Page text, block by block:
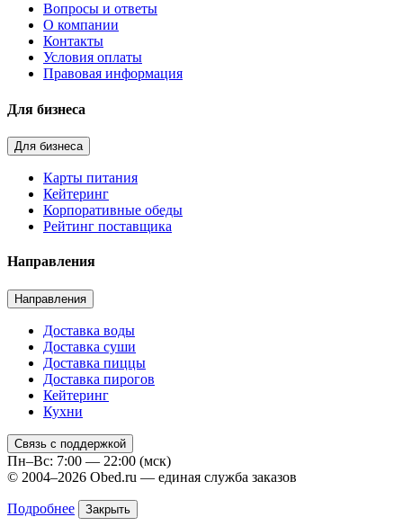
Вопросы и ответы
О компании
Контакты
Условия оплаты
Правовая информация
Для бизнеса
Для бизнеса
Карты питания
Кейтеринг
Корпоративные обеды
Рейтинг поставщика
Направления
Направления
Доставка воды
Доставка суши
Доставка пиццы
Доставка пирогов
Кейтеринг
Кухни
Связь с поддержкой
Пн–Вс: 7:00 — 22:00 (мск)
© 2004–2026 Obed.ru — единая служба заказов
Подробнее Закрыть